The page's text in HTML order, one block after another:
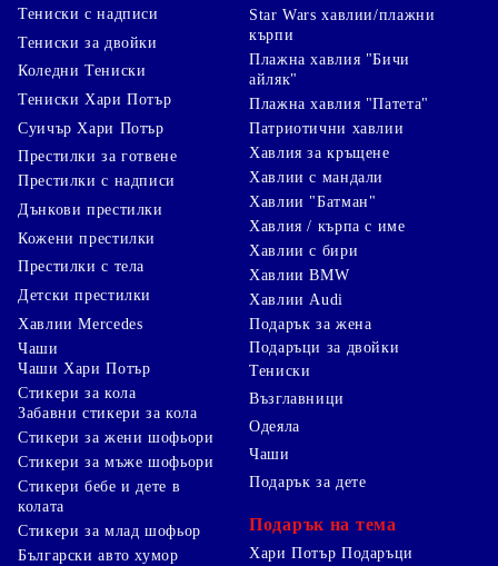
Тениски с надписи
Тениски за двойки
Коледни Тениски
Тениски Хари Потър
Суичър Хари Потър
Престилки за готвене
Престилки с надписи
Дънкови престилки
Кожени престилки
Престилки с тела
Детски престилки
Star Wars хавлии/плажни
кърпи
Плажна хавлия "Бичи
айляк"
Плажна хавлия "Патета"
Патриотични хавлии
Хавлия за кръщене
Хавлии с мандали
Хавлии "Батман"
Хавлия / кърпа с име
Хавлии с бири
Хавлии BMW
Хавлии Audi
Хавлии Mercedes
Чаши
Чаши Хари Потър
Стикери за кола
Забавни стикери за кола
Стикери за жени шофьори
Стикери за мъже шофьори
Стикери бебе и дете в
колата
Стикери за млад шофьор
Български авто хумор
Подарък за жена
Подаръци за двойки
Тениски
Възглавници
Одеяла
Чаши
Подарък за дете
Подарък на тема
Хари Потър Подаръци